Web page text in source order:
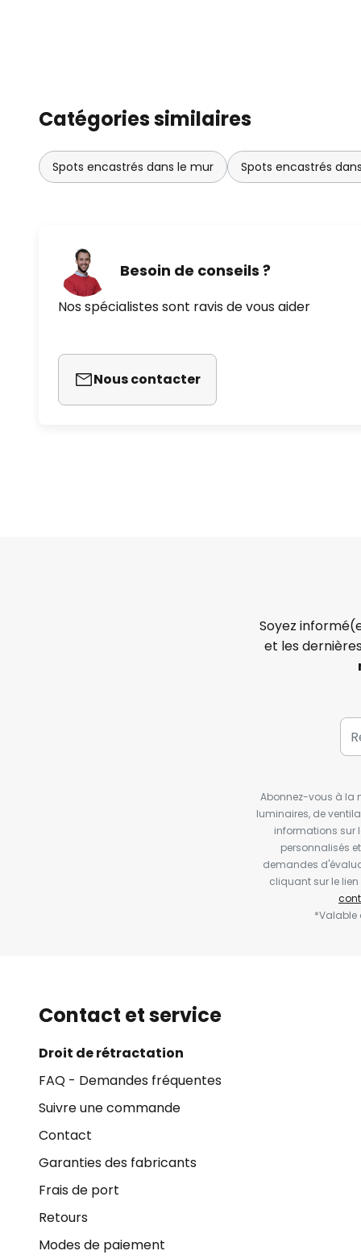
Catégories similaires
Spots encastrés dans le mur Spots encastrés
Besoin de conseils ?
Nos spécialistes sont ravis de vous aider
Nous contacter
Soyez
et les
Abonnez-vous à la
luminaires, de
informations sur
personnalisés
demandes
cliquant sur le
*Valable
Contact et service
Droit de rétractation
FAQ - Demandes fréquentes
Suivre une commande
Contact
Garanties des fabricants
Frais de port
Retours
Modes de paiement